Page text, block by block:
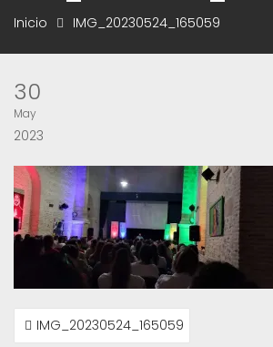
Inicio IMG_20230524_165059
30
May
2023
NAVEGACIÓN
DEIMG_20230524_165059